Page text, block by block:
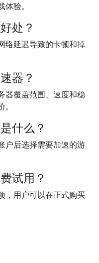
验。
处？
络延迟导致的卡顿和掉
器？
器覆盖范围、速度和稳
什么？
户后选择需要加速的游
试用？
，用户可以在正式购买